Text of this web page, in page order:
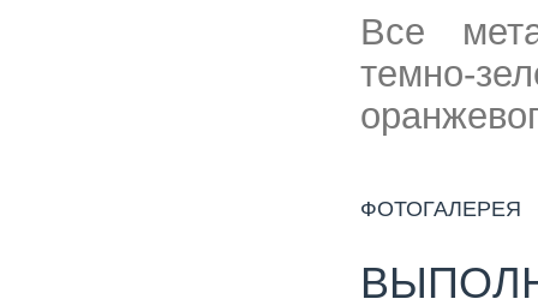
Все
темно-
ФОТОГАЛЕРЕЯ